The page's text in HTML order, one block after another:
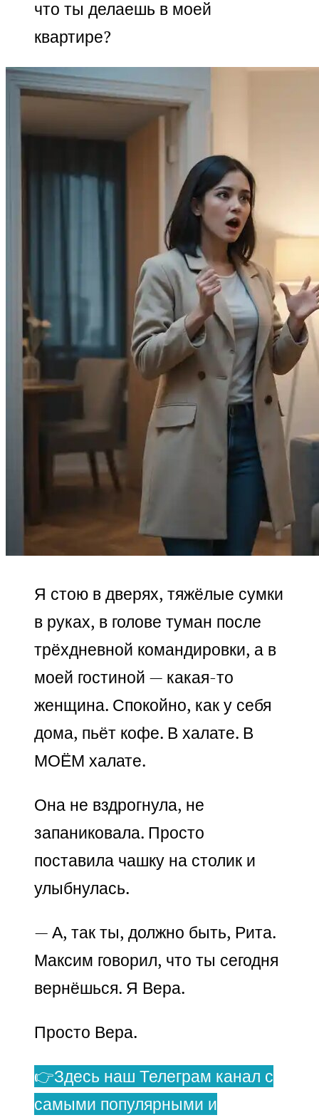
что ты делаешь в моей
квартире?
Я стою в дверях, тяжёлые сумки
в руках, в голове туман после
трёхдневной командировки, а в
моей гостиной — какая-то
женщина. Спокойно, как у себя
дома, пьёт кофе. В халате. В
МОЁМ халате.
Она не вздрогнула, не
запаниковала. Просто
поставила чашку на столик и
улыбнулась.
— А, так ты, должно быть, Рита.
Максим говорил, что ты сегодня
вернёшься. Я Вера.
Просто Вера.
👉Здесь наш Телеграм канал с
самыми популярными и